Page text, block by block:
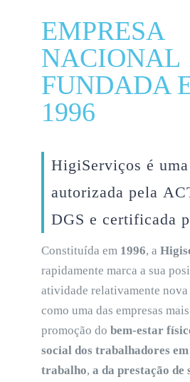
EMPRESA
NACIONAL
FUNDADA
1996
HigiServiços é
autorizada pela
DGS e certificada
Constituída em 1996, a
rapidamente marca a sua
atividade relativamente nova
como uma das empresas
promoção dobem-estar
social dos trabalhadores
trabalho,a da prestação de